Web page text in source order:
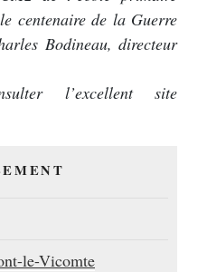
centenaire de la Guerre
Bodineau, directeur
l’excellent site
le-Vicomte